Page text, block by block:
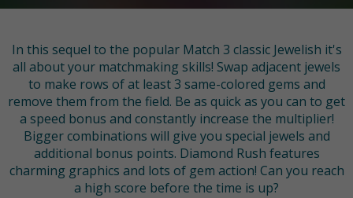
In this sequel to the popular Match 3 classic Jewelish it's
all about your matchmaking skills! Swap adjacent jewels
to make rows of at least 3 same-colored gems and
remove them from the field. Be as quick as you can to get
a speed bonus and constantly increase the multiplier!
Bigger combinations will give you special jewels and
additional bonus points. Diamond Rush features
charming graphics and lots of gem action! Can you reach
a high score before the time is up?